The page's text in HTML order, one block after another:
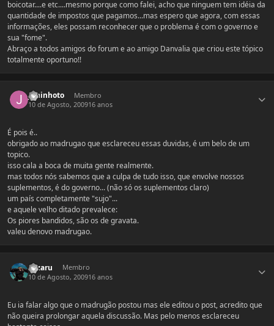
boicotar....e etc....mesmo porque como falei, acho que ninguem tem idéia da
quantidade de impostos que pagamos...mas espero que agora, com essas
informações, eles possam reconhecer que o problema é com o governo e
sua "fome".
Abraço a todos amigos do forum e ao amigo Danvalia que criou este tópico
totalmente oportuno!!
juninhoto
Membro
10 de Agosto, 200916 anos
É pois é..
obrigado ao madrugao que esclareceu essas duvidas, é um belo de um
topico.
isso cala a boca de muita gente realmente.
mas todos nós sabemos que a culpa de tudo isso, que envolve nossos
suplementos, é do governo... (não só os suplementos claro)
um país completamente "sujo"...
e aquele velho ditado prevalece:
Os piores bandidos, são os de gravata.
valeu denovo madrugao.
oozaru
Membro
10 de Agosto, 200916 anos
Eu ia falar algo que o madrugão postou mas ele editou o post, acredito que
não queira prolongar aquela discussão. Mas pelo menos esclareceu